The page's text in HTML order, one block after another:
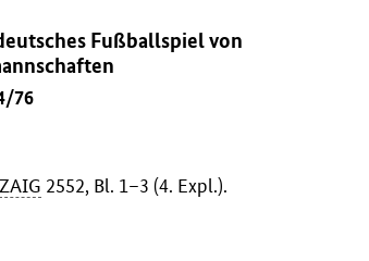
Fußballspiel von
76
ZAIG 2552, Bl. 1–3 (4. Expl.).